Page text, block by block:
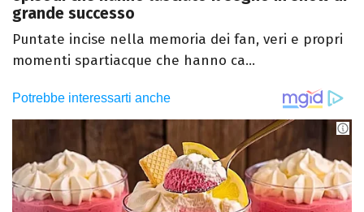
grande successo
Puntate incise nella memoria dei fan, veri e propri
momenti spartiacque che hanno ca...